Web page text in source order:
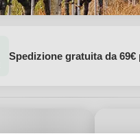
Spedizione gratuita da 69€